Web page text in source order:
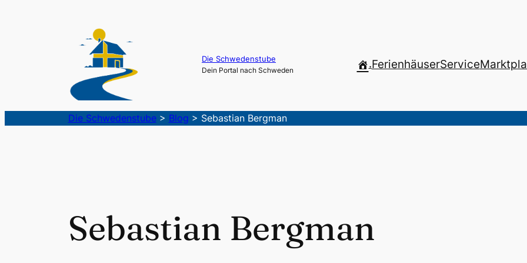
Die Schwedenstube
Dein Portal nach Schweden .FerienhäuserService
Die Schwedenstube> Blog > Sebastian Bergman
Sebastian Bergman